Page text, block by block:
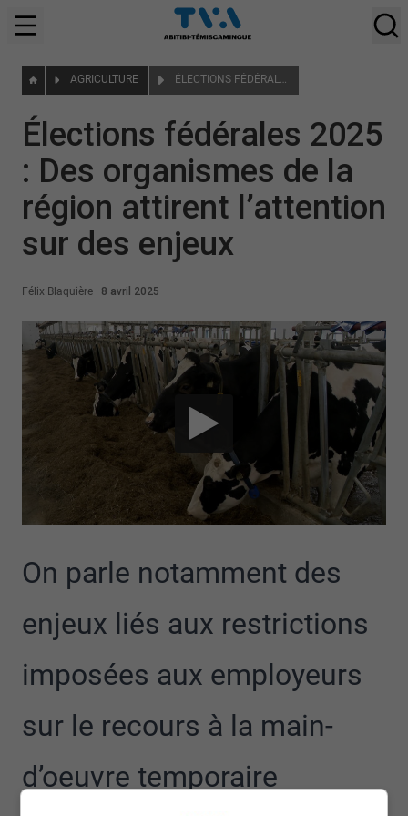
AGRICULTURE ÉLECTIONS FÉDÉRALES 2025 : DES ORGANISMES DE LA RÉGION ATTIRENT L’ATTENTION SUR DES ENJEUX
Élections fédérales 2025
: Des organismes de la
région attirent l’attention
sur des enjeux
Félix Blaquière 8 avril 2025
On parle notamment des
enjeux liés aux restrictions
imposées aux employeurs
sur le recours à la main-
d’oeuvre temporaire